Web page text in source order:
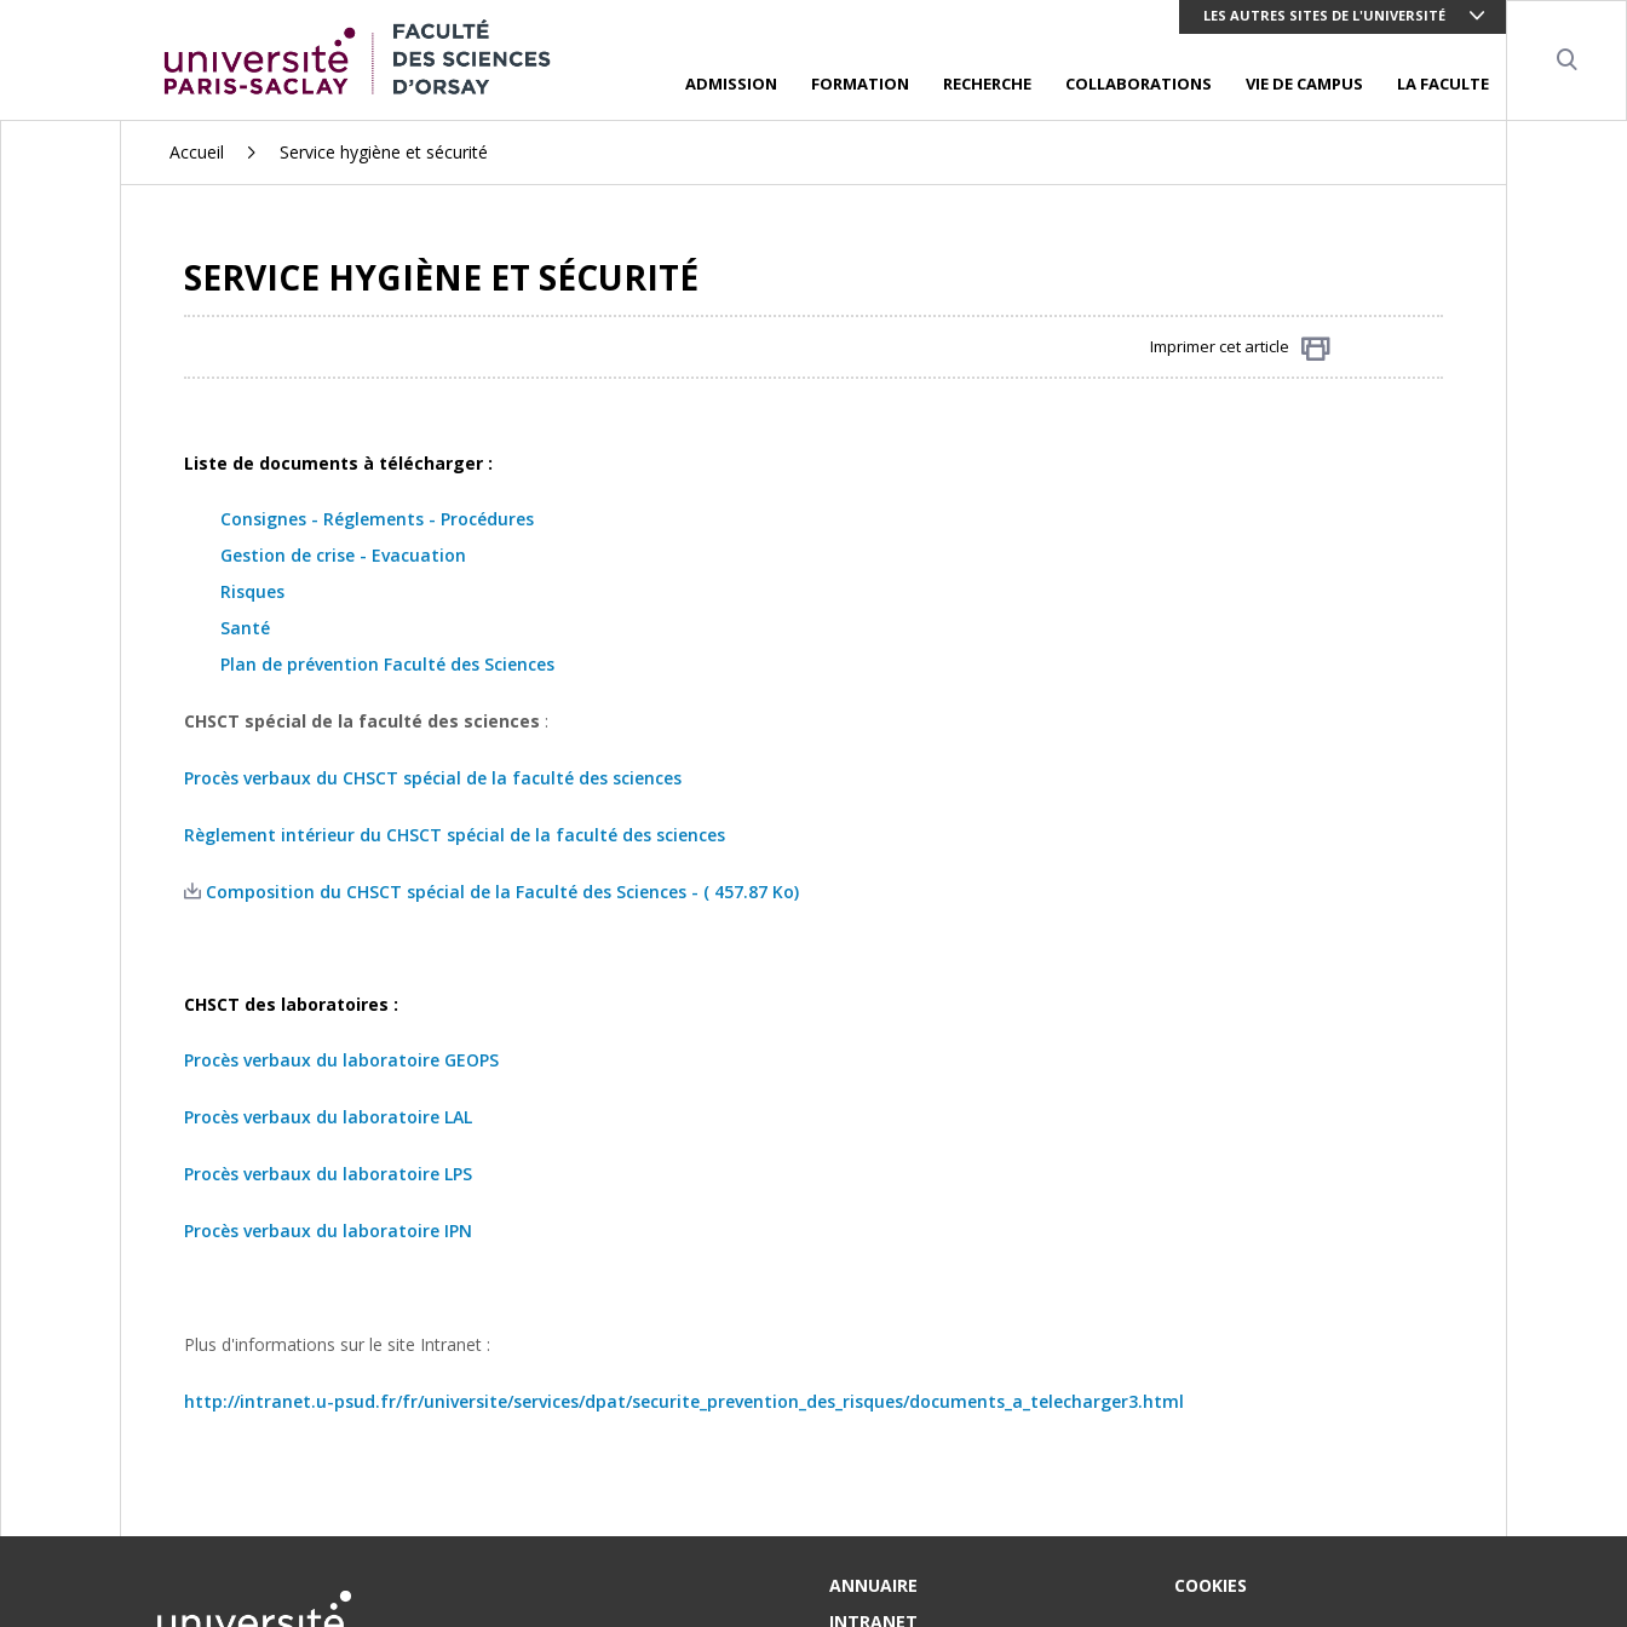
LES AUTRES SITES DE L'UNIVERSITÉ
ADMISSION FORMATION RECHERCHE COLLABORATIONS VIE DE CAMPUS LA FACULTE
Accueil Service hygiène et sécurité
SERVICE HYGIÈNE ET SÉCURITÉ
Imprimer cet article
Liste de documents à télécharger :
Consignes - Réglements - Procédures
Gestion de crise - Evacuation
Risques
Santé
Plan de prévention Faculté des Sciences
CHSCT spécial de la faculté des sciences :
Procès verbaux du CHSCT spécial de la faculté des sciences
Règlement intérieur du CHSCT spécial de la faculté des sciences
Composition du CHSCT spécial de la Faculté des Sciences - ( 457.87 Ko)
CHSCT des laboratoires :
Procès verbaux du laboratoire GEOPS
Procès verbaux du laboratoire LAL
Procès verbaux du laboratoire LPS
Procès verbaux du laboratoire IPN
Plus d'informations sur le site Intranet :
http://intranet.u-psud.fr/fr/universite/services/dpat/securite_prevention_des_risques/documents_a_telecharger3.html
ANNUAIRE
INTRANET
COOKIES